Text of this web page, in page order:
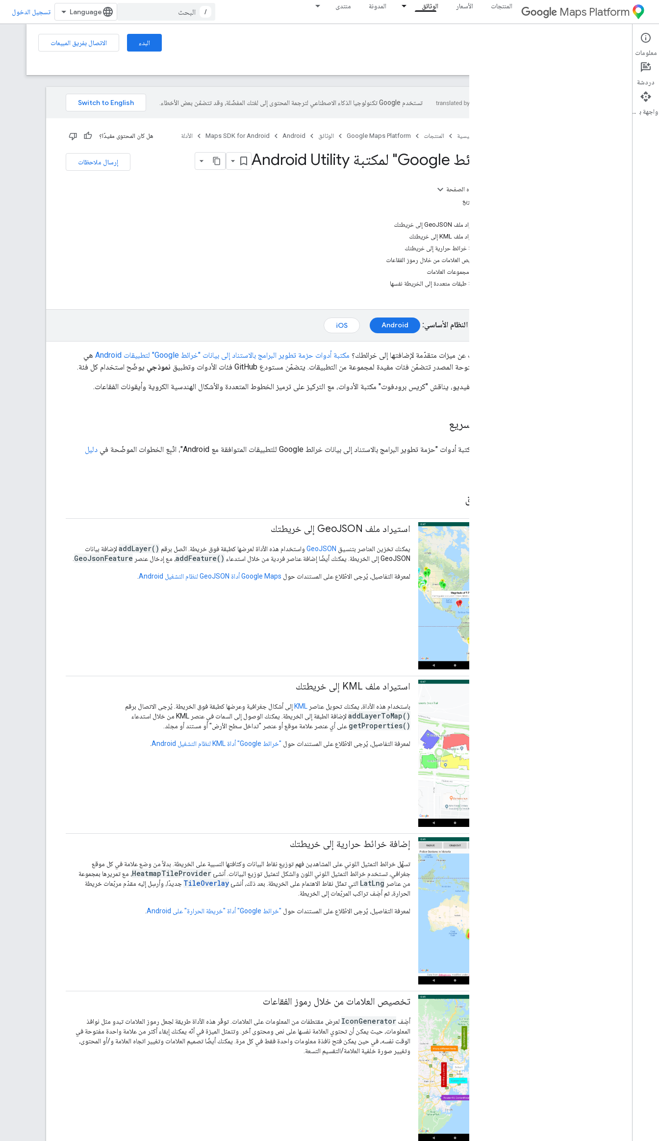
Maps Platform المنتجات الأسعار الوثائق المدونة منتدى
/ تسجيل الدخول
Android البدء
الاتصال بفريق المبيعات
الأدلة
تستخدم Google تكنولوجيا الذكاء الاصطناعي لترجمة المحتوى إلى لغتك المفضّلة، وقد تتضمّن بعض الأخطاء.
الصفحة الرئيسية المنتجات Google Maps Platform الوثائق Android
Maps SDK for Android الأدلة هل كان المحتوى مفيدًا؟
إرسال ملاحظات "خرائط Google" لمكتبة Android Utility
على هذه الصفحة
إعداد سريع
استيراد ملف GeoJSON إلى خريطتك
استيراد ملف KML إلى خريطتك
إضافة خرائط حرارية إلى خريطتك
تخصيص العلامات من خلال رموز الفقاعات
إدارة مجموعات العلامات
إضافة طبقات متعددة إلى الخريطة نفسها
اختيار النظام الأساسي: Android
iOS
هل تبحث عن ميزات متقدّمة لإضافتها إلى خرائطك؟ مكتبة أدوات حزمة تطوير البرامج بالاستناد إلى بيانات "خرائط Google" لتطبيقات Android
هي
مكتبة مفتوحة المصدر تتضمّن فئات مفيدة لمجموعة من التطبيقات. يتضمّن مستودع GitHub فئات الأدوات وتطبيق
نموذجي يوضّح استخدام كل فئة.
في هذا الفيديو، يناقش "كريس برودفوت" مكتبة الأدوات، مع التركيز على ترميز الخطوط المتعددة والأشكال الهندسية الكروية وأيقونات الفقاعات.
إعداد سريع
لتثبيت مكتبة أدوات "حزمة تطوير البرامج بالاستناد إلى بيانات خرائط Google للتطبيقات المتوافقة مع Android"، اتّبِع الخطوات الموضّحة في
دليل
المرافق
استيراد ملف Geo JSON إلى خريطتك
يمكنك تخزين العناصر بتنسيق GeoJSON واستخدام هذه الأداة لعرضها كطبقة فوق خريطة. اتّصل برقم addLayer() لإضافة بيانات
GeoJSON إلى الخريطة. يمكنك أيضًا إضافة عناصر فردية من خلال استدعاء
addFeature()، مع إدخال عنصر GeoJsonFeature
لمعرفة التفاصيل، يُرجى الاطّلاع على المستندات حول Google Maps أداة GeoJSON لنظام التشغيل Android
استيراد ملف KML إلى خريطتك
باستخدام هذه الأداة، يمكنك تحويل عناصر KML إلى أشكال جغرافية وعرضها كطبقة فوق الخريطة. يُرجى الاتصال برقم
addLayerToMap() لإضافة الطبقة إلى الخريطة. يمكنك الوصول إلى السمات في عنصر KML من خلال استدعاء
getProperties() على أي عنصر علامة موقع أو عنصر "تداخل سطح الأرض" أو مستند أو مجلد.
لمعرفة التفاصيل، يُرجى الاطّلاع على المستندات حول "خرائط Google" أداة KML لنظام التشغيل Android
إضافة خرائط حرارية إلى خريطتك
تسهّل خرائط التمثيل اللوني على المشاهدين فهم توزيع نقاط البيانات وكثافتها النسبية على الخريطة. بدلاً من وضع علامة في كل موقع
جغرافي، تستخدم خرائط التمثيل اللوني اللون والشكل لتمثيل توزيع البيانات. أنشئ HeatmapTileProvider، مع تمريرها بمجموعة
من عناصر LatLng التي تمثّل نقاط الاهتمام على الخريطة. بعد ذلك، أنشئ TileOverlay جديدًا، وأرسِل إليه مقدّم مربّعات خريطة
الحرارة، ثم أضِف تراكب المربّعات إلى الخريطة.
لمعرفة التفاصيل، يُرجى الاطّلاع على المستندات حول "خرائط Google" أداة "خريطة الحرارة" على Android
تخصيص العلامات من خلال رموز الفقاعات
أضِف IconGenerator لعرض مقتطفات من المعلومات على العلامات. توفّر هذه الأداة طريقة لجعل رموز العلامات تبدو مثل نوافذ
المعلومات، حيث يمكن أن تحتوي العلامة نفسها على نص ومحتوى آخر. وتتمثل الميزة في أنّه يمكنك إبقاء أكثر من علامة واحدة مفتوحة في
الوقت نفسه، في حين يمكن فتح نافذة معلومات واحدة فقط في كل مرة. يمكنك أيضًا تصميم العلامات وتغيير اتجاه العلامة و/أو المحتوى،
وتغيير صورة خلفية العلامة/التقسيم التسعة.
معلومات
دردشة
واجهة برمجة التطبيقات